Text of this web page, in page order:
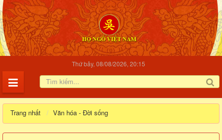
Thứ bảy, 08/08/2026, 20:15
Trang nhất Văn hóa - Đời sống